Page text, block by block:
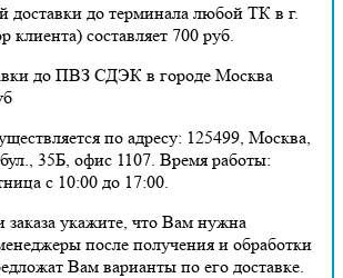
доставки до терминала любой ТК в г.
составляет 700 руб.
до ПВЗ СДЭК в городе Москва
по адресу: 125499, Москва,
35Б, офис 1107. Время работы:
с 10:00 до 17:00.
укажите, что Вам нужна
после получения и обработки
Вам варианты по его доставке.